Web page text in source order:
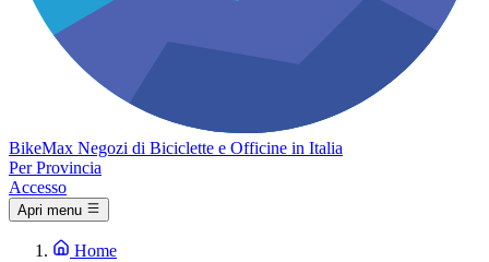
BikeMax Negozi di Biciclette e Officine in Italia
Per Provincia
Accesso
Apri menu
Home